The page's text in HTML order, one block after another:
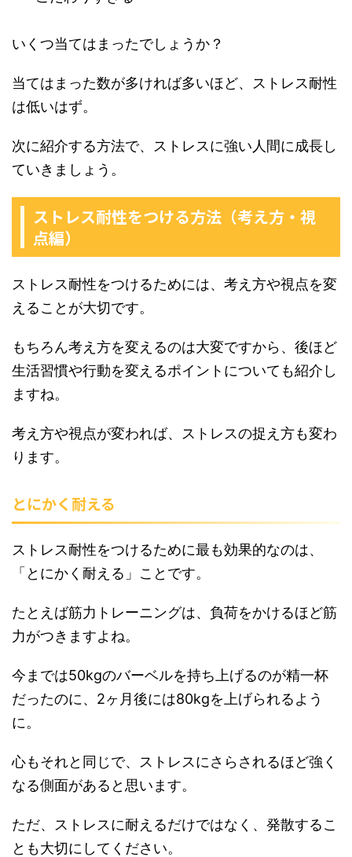
いくつ当てはまったでしょうか？
当てはまった数が多ければ多いほど、ストレス耐性
は低いはず。
次に紹介する方法で、ストレスに強い人間に成長し
ていきましょう。
ストレス耐性をつける方法（考え方・視
点編）
ストレス耐性をつけるためには、考え方や視点を変
えることが大切です。
もちろん考え方を変えるのは大変ですから、後ほど
生活習慣や行動を変えるポイントについても紹介し
ますね。
考え方や視点が変われば、ストレスの捉え方も変わ
ります。
とにかく耐える
ストレス耐性をつけるために最も効果的なのは、
「とにかく耐える」ことです。
たとえば筋力トレーニングは、負荷をかけるほど筋
力がつきますよね。
今までは50kgのバーベルを持ち上げるのが精一杯
だったのに、2ヶ月後には80kgを上げられるよう
に。
心もそれと同じで、ストレスにさらされるほど強く
なる側面があると思います。
ただ、ストレスに耐えるだけではなく、発散するこ
とも大切にしてください。